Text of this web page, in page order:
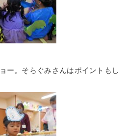
ー。そらぐみさんはポイントもし